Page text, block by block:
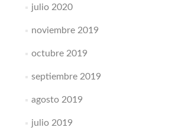
julio 2020
noviembre 2019
octubre 2019
septiembre 2019
agosto 2019
julio 2019